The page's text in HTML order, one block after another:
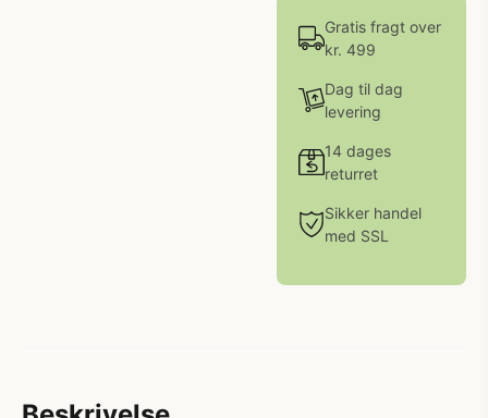
Gratis fragt over
kr. 499
Dag til dag
levering
14 dages
returret
Sikker handel
med SSL